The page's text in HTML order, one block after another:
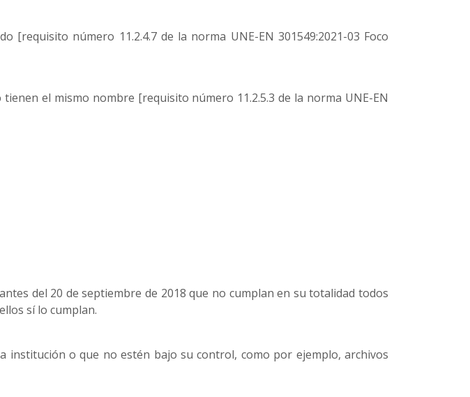
[requisito número 11.2.4.7 de la norma UNE-EN 301549:2021-03 Foco
el mismo nombre [requisito número 11.2.5.3 de la norma UNE-EN
del 20 de septiembre de 2018 que no cumplan en su totalidad todos
sí lo cumplan.
institución o que no estén bajo su control, como por ejemplo, archivos